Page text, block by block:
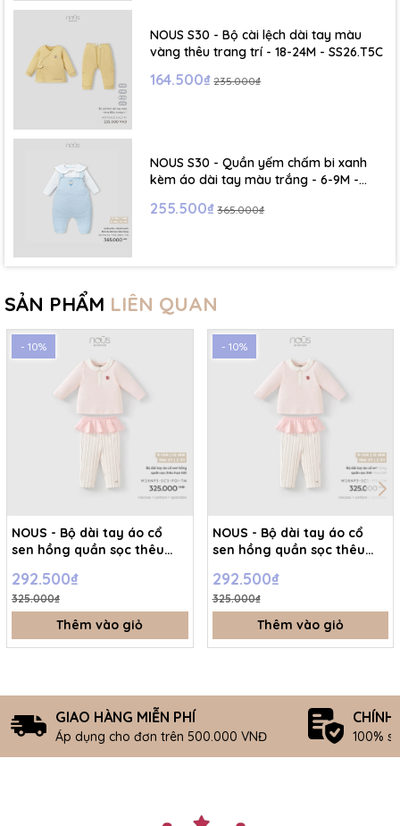
NOUS S30 - Bộ cài lệch dài tay màu
vàng thêu trang trí - 18-24M - SS26.T5C
164.500₫ 235.000₫
NOUS S30 - Quần yếm chấm bi xanh
kèm áo dài tay màu trắng - 6-9M -
255.500₫ 365.000₫
SẢN PHẨM LIÊN QUAN
- 10%
NOUS - Bộ dài tay áo cổ
sen hồng quần sọc thêu
292.500₫
325.000₫
Thêm vào giỏ
- 10%
NOUS - Bộ dài tay áo cổ
sen hồng quần sọc thêu
292.500₫
325.000₫
Thêm vào giỏ
GIAO HÀNG MIỄN PHÍ
Áp dụng cho đơn trên 500.000 VNĐ
CHÍNH
100%